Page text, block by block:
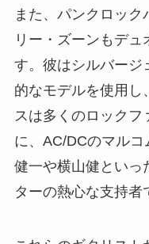
また、パンクロッ
リー・ズーンもデュ
す。彼はシルバージ
的なモデルを使用し
スは多くのロックフ
に、AC/DCのマル
健一や横山健といっ
ターの熱心な支持者